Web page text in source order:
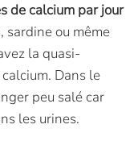
de calcium par jour
sardine ou même
la quasi-
Dans le
peu salé car
les urines.